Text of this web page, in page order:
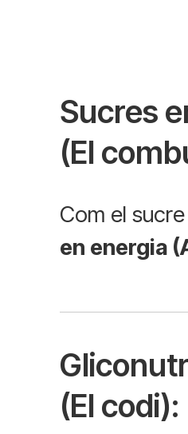
Sucres
(El
Com el
en energia
(El codi):